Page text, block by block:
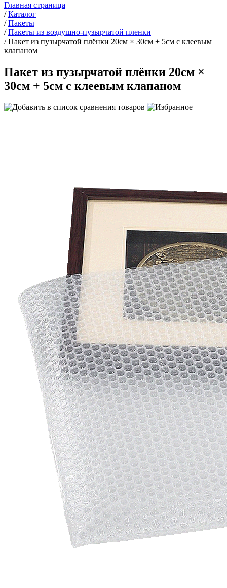
Главная страница
/ Каталог
/ Пакеты
/ Пакеты из воздушно-пузырчатой пленки
/ Пакет из пузырчатой плёнки 20см × 30см + 5см с клеевым
клапаном
Пакет из пузырчатой плёнки 20см ×
30см + 5см с клеевым клапаном